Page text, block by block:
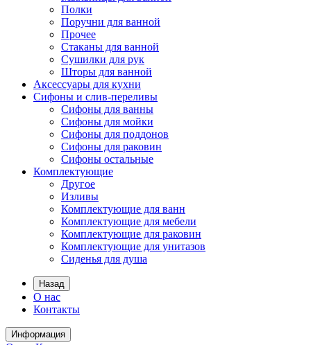
Полки
Поручни для ванной
Прочее
Стаканы для ванной
Сушилки для рук
Шторы для ванной
Аксессуары для кухни
Сифоны и слив-переливы
Сифоны для ванны
Сифоны для мойки
Сифоны для поддонов
Сифоны для раковин
Сифоны остальные
Комплектующие
Другое
Изливы
Комплектующие для ванн
Комплектующие для мебели
Комплектующие для раковин
Комплектующие для унитазов
Сиденья для душа
Назад
О нас
Контакты
Информация